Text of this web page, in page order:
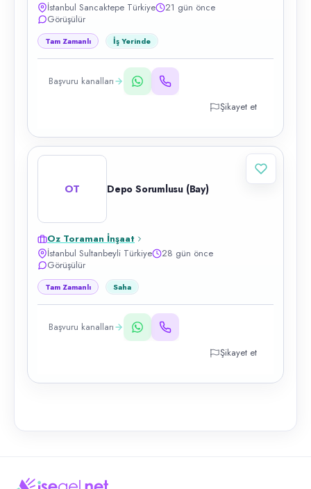
İstanbul Sancaktepe Türkiye
21 gün önce
Görüşülür
Tam Zamanlı İş Yerinde
Başvuru kanalları
Şikayet et
OT Depo Sorumlusu (Bay)
Oz Toraman İnşaat
İstanbul Sultanbeyli Türkiye
28 gün önce
Görüşülür
Tam Zamanlı Saha
Başvuru kanalları
Şikayet et